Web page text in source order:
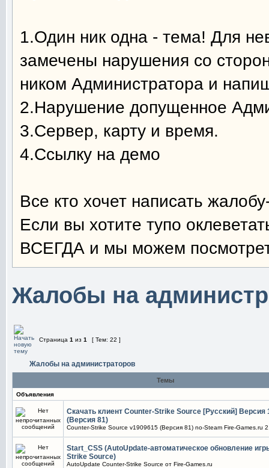
1.Один ник одна - тема! Для
замечены нарушения со
ником Администратора и
2.Нарушение допущенное
3.Сервер, карту и время.
4.Ссылку на демо
Все кто хочет написать
Если вы хотите тупо
ВСЕГДА и мы можем
Жалобы на
Страница 1 из 1 [ Тем: 22 ]
Жалобы на администраторов
Темы
Объявления
Скачать клиент Counter-Strike Source [Русский] Версия
(Версия 81)
Counter-Strike Source v1909615 (Версия 81) no-Steam Fire-Games.ru
Start_CSS (AutoUpdate-автоматическое обновление
Strike Source)
AutoUpdate Counter-Strike Source от Fire-Games.ru